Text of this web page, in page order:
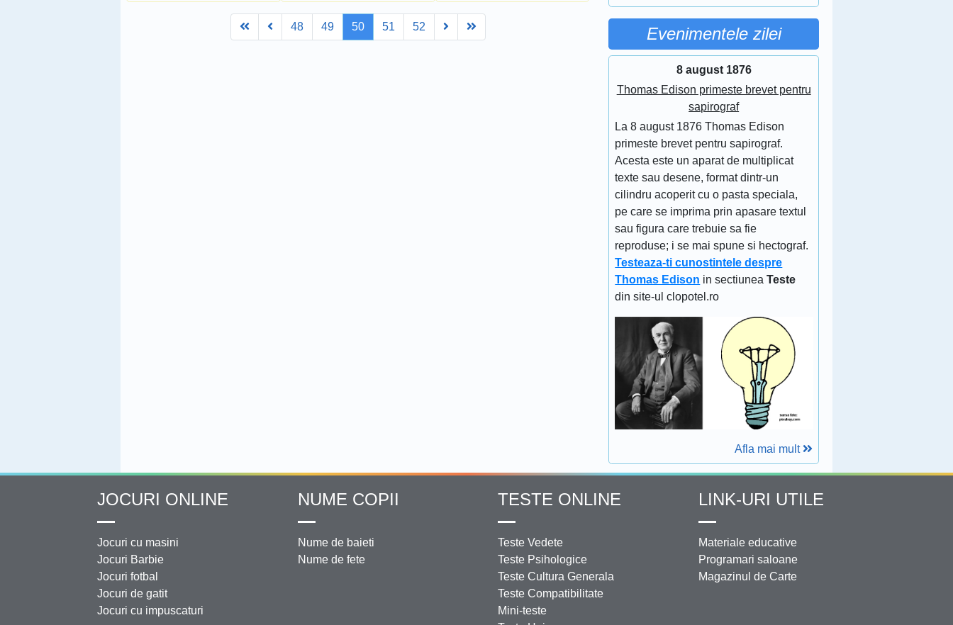
FirstPrev48 49 50 51 52 Next Last Evenimentele zilei
8 august 1876
Thomas Edison primeste brevet pentru
sapirograf
La 8 august 1876 Thomas Edison
primeste brevet pentru sapirograf.
Acesta este un aparat de multiplicat
texte sau desene, format dintr-un
cilindru acoperit cu o pasta speciala,
pe care se imprima prin apasare textul
sau figura care trebuie sa fie
reproduse; i se mai spune si hectograf.
Testeaza-ti cunostintele despre
Thomas Edison in sectiuneaTeste
din site-ul clopotel.ro
Afla mai mult
JOCURI ONLINE
Jocuri cu masini
Jocuri Barbie
Jocuri fotbal
Jocuri de gatit
Jocuri cu impuscaturi
NUME COPII
Nume de baieti
Nume de fete
TESTE ONLINE
Teste Vedete
Teste Psihologice
Teste Cultura Generala
Teste Compatibilitate
Mini-teste
LINK-URI UTILE
Materiale educative
Programari saloane
Magazinul de Carte